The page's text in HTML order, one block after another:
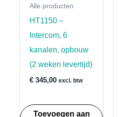
Alle producten
HT1150 –
Intercom, 6
kanalen, opbouw
(2 weken levertijd)
€345,00 excl. btw
Toevoegen aan